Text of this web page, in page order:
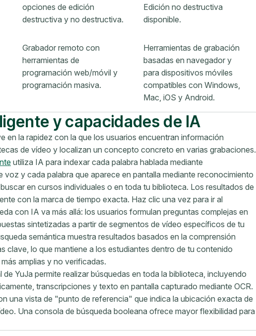
opciones de edición
destructiva y no destructiva.
Edición no destructiva
disponible.
Grabador remoto con
herramientas de
programación web/móvil y
programación masiva.
Herramientas de grabación
basadas en navegador y
para dispositivos móviles
compatibles con Windows,
Mac, iOS y Android.
y capacidades de IA
en la rapidez con la que los usuarios encuentran información
de vídeo y localizan un concepto concreto en varias grabaciones.
utiliza IA para indexar cada palabra hablada mediante
y cada palabra que aparece en pantalla mediante reconocimiento
en cursos individuales o en toda tu biblioteca. Los resultados de
con la marca de tiempo exacta. Haz clic una vez para ir al
con IA va más allá: los usuarios formulan preguntas complejas en
sintetizadas a partir de segmentos de vídeo específicos de tu
semántica muestra resultados basados ​​en la comprensión
clave, lo que mantiene a los estudiantes dentro de tu contenido
amplias y no verificadas.
YuJa permite realizar búsquedas en toda la biblioteca, incluyendo
transcripciones y texto en pantalla capturado mediante OCR.
una vista de "punto de referencia" que indica la ubicación exacta de
Una consola de búsqueda booleana ofrece mayor flexibilidad para